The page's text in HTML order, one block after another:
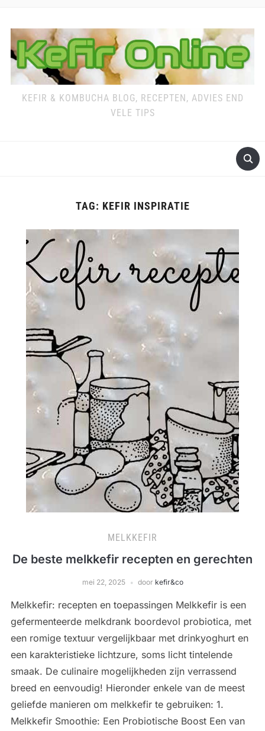
KEFIR & KOMBUCHA BLOG, RECEPTEN, ADVIES END
VELE TIPS
TAG: KEFIR INSPIRATIE
MELKKEFIR
De beste melkkefir recepten en gerechten
mei 22, 2025 door kefir&co
Melkkefir: recepten en toepassingen Melkkefir is een
gefermenteerde melkdrank boordevol probiotica, met
een romige textuur vergelijkbaar met drinkyoghurt en
een karakteristieke lichtzure, soms licht tintelende
smaak. De culinaire mogelijkheden zijn verrassend
breed en eenvoudig! Hieronder enkele van de meest
geliefde manieren om melkkefir te gebruiken: 1.
Melkkefir Smoothie: Een Probiotische Boost Een van